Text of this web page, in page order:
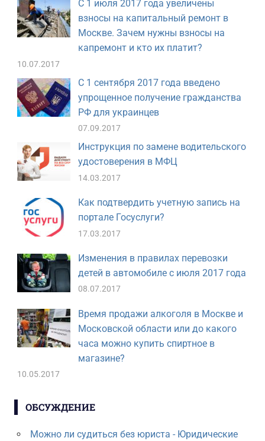
С 1 июля 2017 года увеличены
взносы на капитальный ремонт в
Москве. Зачем нужны взносы на
капремонт и кто их платит?
10.07.2017
С 1 сентября 2017 года введено
упрощенное получение гражданства
РФ для украинцев
07.09.2017
Инструкция по замене водительского
удостоверения в МФЦ
14.03.2017
Как подтвердить учетную запись на
портале Госуслуги?
17.03.2017
Изменения в правилах перевозки
детей в автомобиле с июля 2017 года
08.07.2017
Время продажи алкоголя в Москве и
Московской области или до какого
часа можно купить спиртное в
магазине?
10.05.2017
ОБСУЖДЕНИЕ
Можно ли судиться без юриста - Юридические